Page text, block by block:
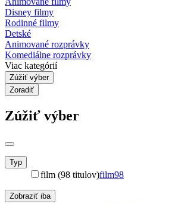
Disney filmy
Rodinné filmy
Detské
Animované rozprávky
Komediálne rozprávky
Viac kategórií
Zúžiť výber
Zoradiť
Zúžiť výber
Typ
film (98 titulov)film98
Zobraziť iba